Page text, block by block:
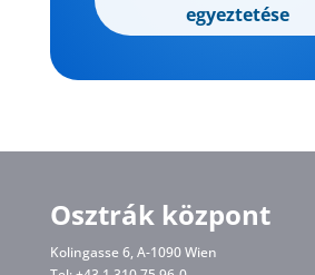
egyeztetése
Osztrák központ
Kolingasse 6, A-1090 Wien